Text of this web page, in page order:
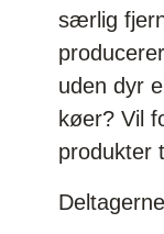
særlig
uden dyr
køer? Vil
produkter